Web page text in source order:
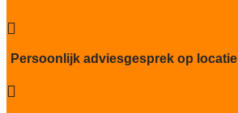
Brandwerend
Bfl-s1

Persoonlijk adviesgesprek op locatie
